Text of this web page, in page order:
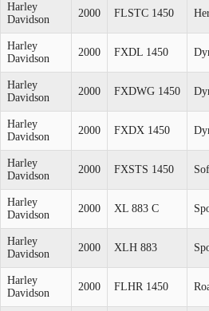
Harley
Davidson
2000 FLSTC 1450
Harley
Davidson
2000 FXDL 1450
Harley
Davidson
2000 FXDWG 1450
Harley
Davidson
2000 FXDX 1450
Harley
Davidson
2000 FXSTS 1450
Harley
Davidson
2000 XL 883 C
Harley
Davidson
2000 XLH 883
Harley
Davidson
2000 FLHR 1450